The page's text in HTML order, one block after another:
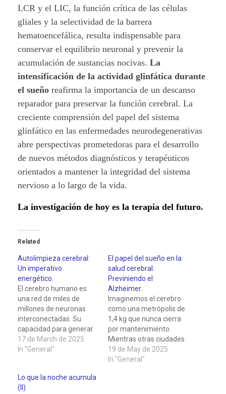
LCR y el LIC, la función crítica de las células
gliales y la selectividad de la barrera
hematoencefálica, resulta indispensable para
conservar el equilibrio neuronal y prevenir la
acumulación de sustancias nocivas. La
intensificación de la actividad glinfática durante
el sueño reafirma la importancia de un descanso
reparador para preservar la función cerebral. La
creciente comprensión del papel del sistema
glinfático en las enfermedades neurodegenerativas
abre perspectivas prometedoras para el desarrollo
de nuevos métodos diagnósticos y terapéuticos
orientados a mantener la integridad del sistema
nervioso a lo largo de la vida.
La investigación de hoy es la terapia del futuro.
Related
Autolimpieza cerebral:
Un imperativo
energético.
El cerebro humano es
una red de miles de
millones de neuronas
interconectadas. Su
capacidad para generar
pensamientos,
emociones, recuerdos y
nos sigue fascinando.
Sin embargo, esta
17 de March de 2025
In "General"
El papel del sueño en la
salud cerebral:
Previniendo el
Alzheimer.
Imaginemos el cerebro
como una metrópolis de
1,4 kg que nunca cierra
por mantenimiento.
Mientras otras ciudades
paran de noche para
labores de
19 de May de 2025
In "General"
Lo que la noche acumula
(II)